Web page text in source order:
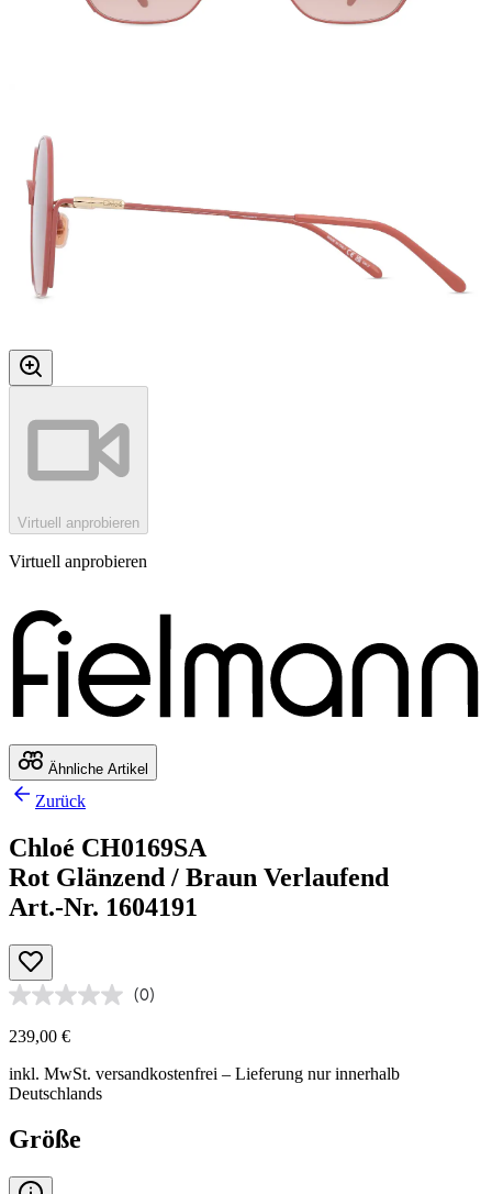
Virtuell anprobieren
Virtuell anprobieren
Ähnliche Artikel
Zurück
Chloé CH0169SA
Rot Glänzend / Braun Verlaufend
Art.-Nr. 1604191
(0)
239,00 €
inkl. MwSt. versandkostenfrei – Lieferung nur innerhalb
Deutschlands
Größe